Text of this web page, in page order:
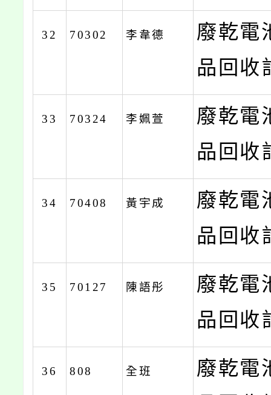
32 70302 李韋德
廢乾電
品回收
33 70324 李姵萱
廢乾電
品回收
34 70408 黃宇成
廢乾電
品回收
35 70127 陳語彤
廢乾電
品回收
36 808 全班
廢乾電